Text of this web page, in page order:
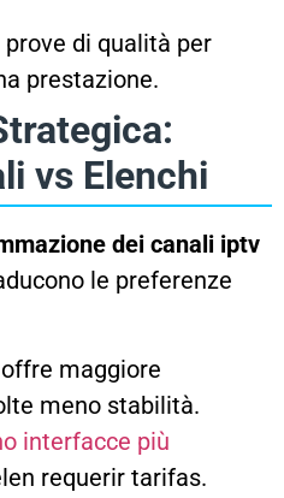
di qualità per
prestazione.
vs Elenchi
dei canali iptv
le preferenze
offre maggiore
meno stabilità.
interfacce più
requerir tarifas.